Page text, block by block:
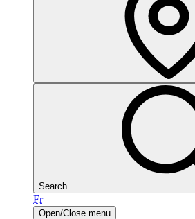
Search
Fr
Open/Close menu